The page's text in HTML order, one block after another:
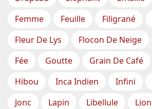
Femme
Feuille Filigrané
Fleur De Lys
Flocon De Neige
Fée
Goutte Grain De Café
Hibou
Inca Indien Infini
Jonc
Lapin Libellule Lion